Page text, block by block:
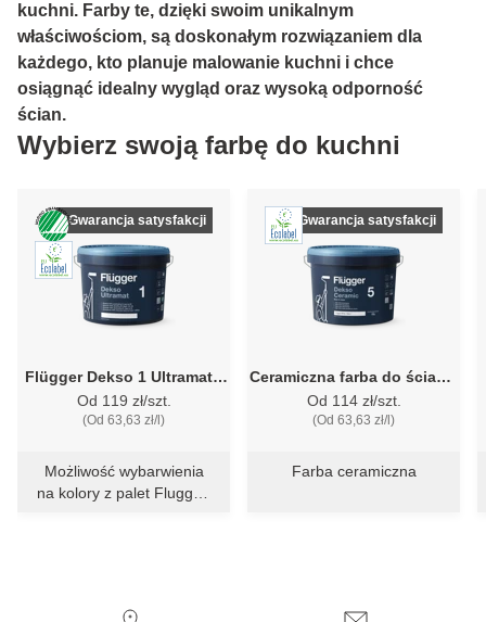
kuchni. Farby te, dzięki swoim unikalnym
właściwościom, są doskonałym rozwiązaniem dla
każdego, kto planuje malowanie kuchni i chce
osiągnąć idealny wygląd oraz wysoką odporność
ścian.
Wybierz swoją farbę do kuchni
*Gwarancja satysfakcji
Flügger Dekso 1 Ultramat -
głebokomatowa farba do
ścian i sufitów
Od 119 zł/szt.
(Od 63,63 zł/l)
Możliwość wybarwienia
na kolory z palet Flugger,
*Gwarancja satysfakcji
Ceramiczna farba do ścian –
Flügger Dekso 5 Ceramic
Od 114 zł/szt.
(Od 63,63 zł/l)
Farba ceramiczna